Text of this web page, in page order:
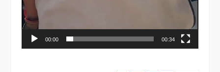
00:00 00:34